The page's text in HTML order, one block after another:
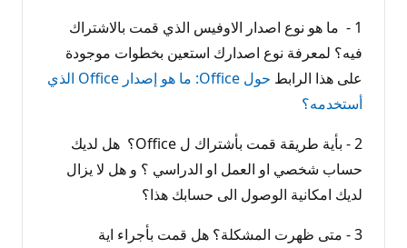
1 - ما هو نوع اصدار الاوفيس الذي قمت بالاشتراك
فيه؟ لمعرفة نوع اصدارك استعين بخطوات موجودة
على هذا الرابط
حول Office: ما هو إصدار Office الذي
أستخدمه؟
2 - بأية طريقة قمت بأشتراك ل Office؟ هل لديك
حساب شخصي او العمل او الدراسي ؟ و هل لا يزال
لديك امكانية الوصول الى حسابك هذا؟
3 - متى ظهرت المشكلة؟ هل قمت بأجراء اية